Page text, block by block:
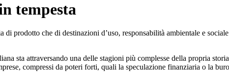
tempesta
prodotto che di destinazioni d’uso, responsabilità ambientale e
sta attraversando una delle stagioni più complesse della propria
compressi da poteri forti, quali la speculazione finanziaria o la